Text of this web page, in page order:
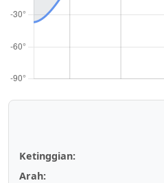
Ketinggian:
Arah: